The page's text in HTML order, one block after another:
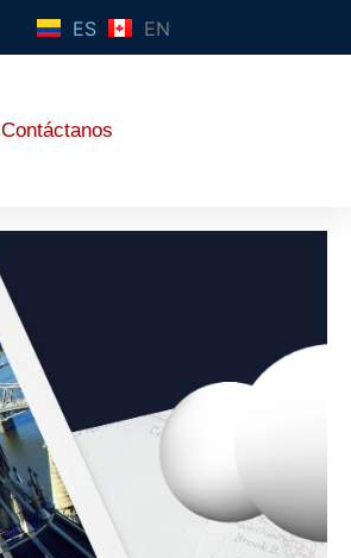
ES EN
Contáctanos